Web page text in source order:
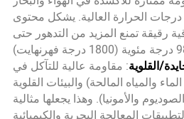
الحرارة العالية. يشكل محتوى
رقيقة تمنع المزيد من التدهور حتى
القلوية: مقاومة عالية للتآكل في
والمياه المالحة) والبيئات القلوية
والأمونيا). وهذا يجعلها مثالية